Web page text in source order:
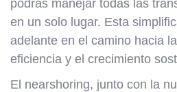
podrás manejar todas las
en un solo lugar. Esta
adelante en el camino hacia
eficiencia y el crecimiento
El nearshoring, junto con la